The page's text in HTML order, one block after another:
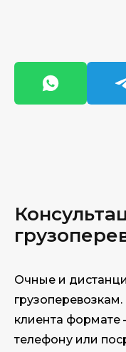
Очные и
клиента формате
телефону или